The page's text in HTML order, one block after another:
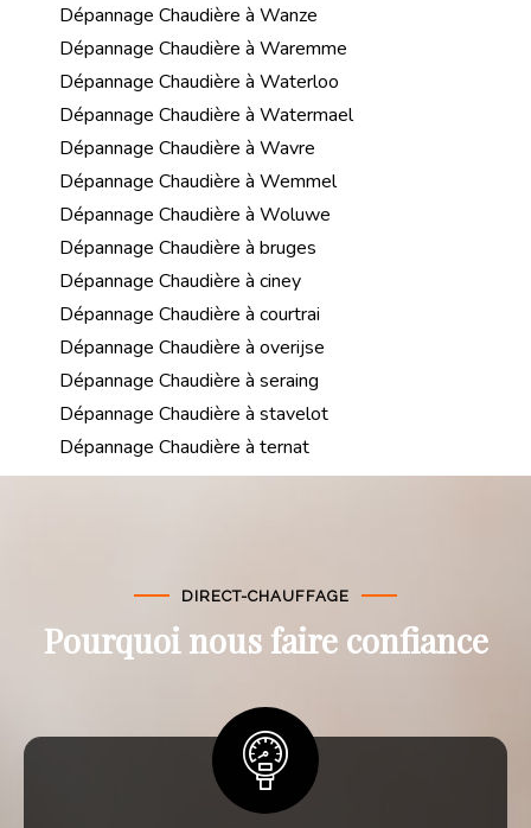
Dépannage Chaudière à Wanze
Dépannage Chaudière à Waremme
Dépannage Chaudière à Waterloo
Dépannage Chaudière à Watermael
Dépannage Chaudière à Wavre
Dépannage Chaudière à Wemmel
Dépannage Chaudière à Woluwe
Dépannage Chaudière à bruges
Dépannage Chaudière à ciney
Dépannage Chaudière à courtrai
Dépannage Chaudière à overijse
Dépannage Chaudière à seraing
Dépannage Chaudière à stavelot
Dépannage Chaudière à ternat
DIRECT-CHAUFFAGE
Pourquoi nous faire confiance